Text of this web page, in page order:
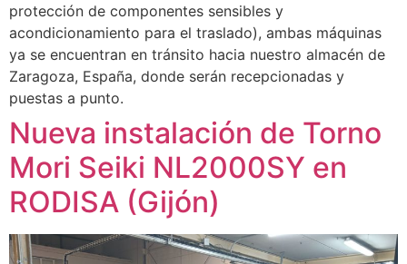
protección de componentes sensibles y
acondicionamiento para el traslado), ambas máquinas
ya se encuentran en tránsito hacia nuestro almacén de
Zaragoza, España, donde serán recepcionadas y
puestas a punto.
Nueva instalación de Torno
Mori Seiki NL2000SY en
RODISA (Gijón)